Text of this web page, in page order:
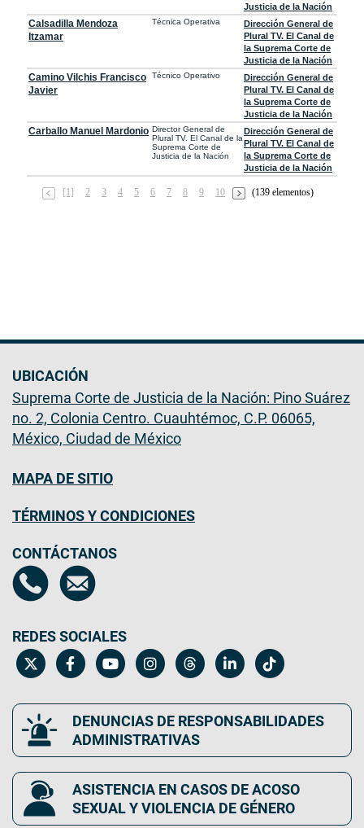
Justicia de la Nación
Calsadilla Mendoza
Itzamar
Técnica Operativa
Dirección General de
Plural TV. El Canal de
la Suprema Corte de
Justicia de la Nación
Camino Vilchis Francisco
Javier
Técnico Operativo
Dirección General de
Plural TV. El Canal de
la Suprema Corte de
Justicia de la Nación
Carballo Manuel Mardonio Director General de
Plural TV. El Canal de la
Suprema Corte de
Justicia de la Nación
Dirección General de
Plural TV. El Canal de
la Suprema Corte de
Justicia de la Nación
[1] 2 3 4 5 6 7 8 9 10 (139 elementos)
UBICACIÓN
Suprema Corte de Justicia de la Nación: Pino Suárez
no. 2, Colonia Centro. Cuauhtémoc, C.P. 06065,
México, Ciudad de México
MAPA DE SITIO
TÉRMINOS Y CONDICIONES
CONTÁCTANOS
REDES SOCIALES
DENUNCIAS DE RESPONSABILIDADES
ADMINISTRATIVAS
ASISTENCIA EN CASOS DE ACOSO
SEXUAL Y VIOLENCIA DE GÉNERO